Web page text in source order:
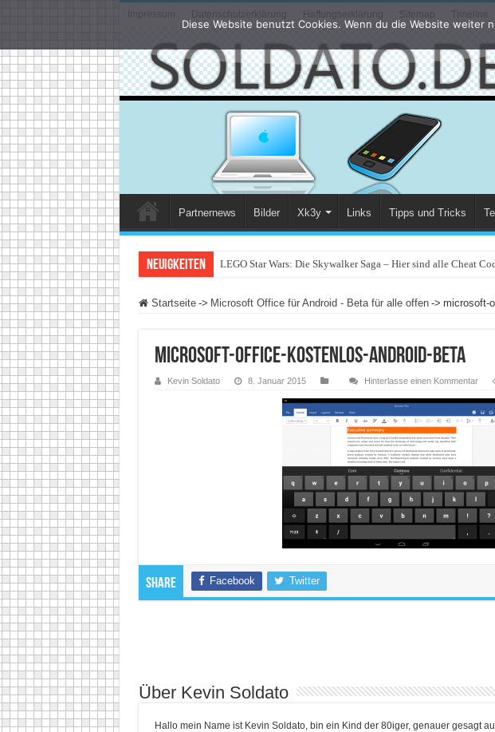
Impressum Datenschutzerklärung Haftungserklärung Sitemap Timeline
Partnernews Bilder Xk3y Links Tipps und Tricks
Neuigkeiten LEGO Star Wars: Die Skywalker Saga – Hier sind alle Cheat
Startseite -> Microsoft Office für Android - Beta für alle offen -> microsoft-
microsoft-office-kostenlos-android-beta
Kevin Soldato 8. Januar 2015 Hinterlasse einen Kommentar
Share Facebook Twitter
Über Kevin Soldato
Hallo mein Name ist Kevin Soldato, bin ein Kind der 80iger, genauer gesagt
Diese Website benutzt Cookies. Wenn du die Website weiter